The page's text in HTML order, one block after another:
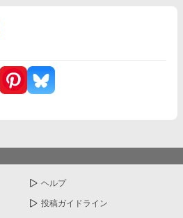
ヘルプ
投稿ガイドライン